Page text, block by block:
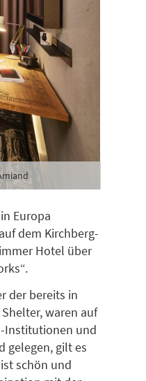
Europa
dem Kirchberg-
Hotel über
der bereits in
waren auf
Institutionen und
gelegen, gilt es
schön und